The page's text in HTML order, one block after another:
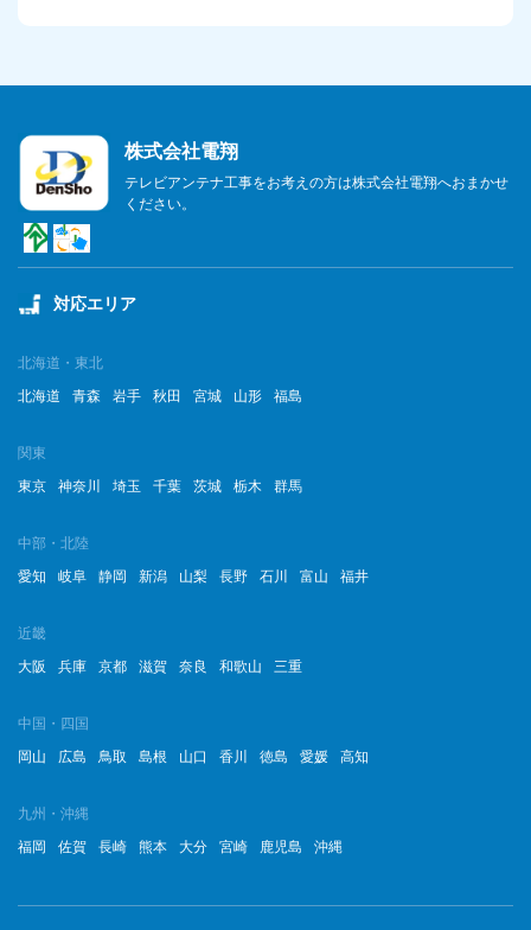
2023年6月
2023年5月
2023年3月
2023年2月
2022年8月
2022年6月
2022年5月
2022年4月
2022年3月
株式会社電翔
テレビアンテナ工事をお考えの方は株式会社電翔へおまかせ
ください。
対応エリア
北海道・東北
北海道
青森 岩手 秋田 宮城 山形 福島
関東
東京
神奈川 埼玉 千葉 茨城 栃木 群馬
中部・北陸
愛知
岐阜 静岡 新潟 山梨 長野 石川 富山 福井
近畿
大阪
兵庫 京都 滋賀 奈良 和歌山 三重
中国・四国
岡山
広島 鳥取 島根 山口 香川 徳島 愛媛 高知
九州・沖縄
福岡
佐賀 長崎 熊本 大分 宮崎 鹿児島 沖縄